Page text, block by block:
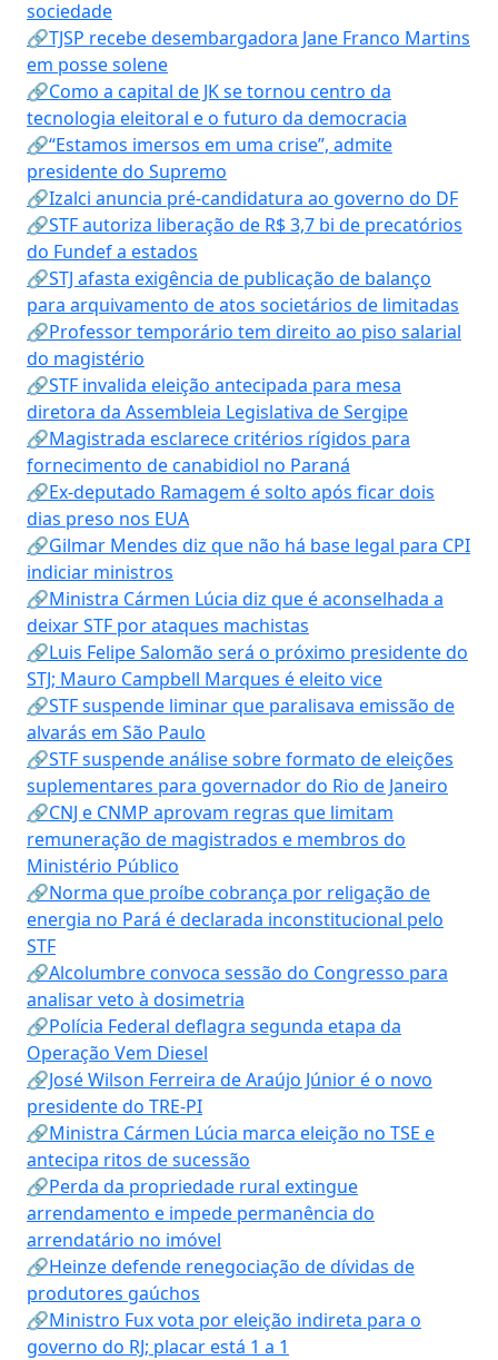
sociedade
🔗TJSP recebe desembargadora Jane Franco Martins
em posse solene
🔗Como a capital de JK se tornou centro da
tecnologia eleitoral e o futuro da democracia
🔗“Estamos imersos em uma crise”, admite
presidente do Supremo
🔗Izalci anuncia pré-candidatura ao governo do DF
🔗STF autoriza liberação de R$ 3,7 bi de precatórios
do Fundef a estados
🔗STJ afasta exigência de publicação de balanço
para arquivamento de atos societários de limitadas
🔗Professor temporário tem direito ao piso salarial
do magistério
🔗STF invalida eleição antecipada para mesa
diretora da Assembleia Legislativa de Sergipe
🔗Magistrada esclarece critérios rígidos para
fornecimento de canabidiol no Paraná
🔗Ex-deputado Ramagem é solto após ficar dois
dias preso nos EUA
🔗Gilmar Mendes diz que não há base legal para CPI
indiciar ministros
🔗Ministra Cármen Lúcia diz que é aconselhada a
deixar STF por ataques machistas
🔗Luis Felipe Salomão será o próximo presidente do
STJ; Mauro Campbell Marques é eleito vice
🔗STF suspende liminar que paralisava emissão de
alvarás em São Paulo
🔗STF suspende análise sobre formato de eleições
suplementares para governador do Rio de Janeiro
🔗CNJ e CNMP aprovam regras que limitam
remuneração de magistrados e membros do
Ministério Público
🔗Norma que proíbe cobrança por religação de
energia no Pará é declarada inconstitucional pelo
STF
🔗Alcolumbre convoca sessão do Congresso para
analisar veto à dosimetria
🔗Polícia Federal deflagra segunda etapa da
Operação Vem Diesel
🔗José Wilson Ferreira de Araújo Júnior é o novo
presidente do TRE-PI
🔗Ministra Cármen Lúcia marca eleição no TSE e
antecipa ritos de sucessão
🔗Perda da propriedade rural extingue
arrendamento e impede permanência do
arrendatário no imóvel
🔗Heinze defende renegociação de dívidas de
produtores gaúchos
🔗Ministro Fux vota por eleição indireta para o
governo do RJ; placar está 1 a 1